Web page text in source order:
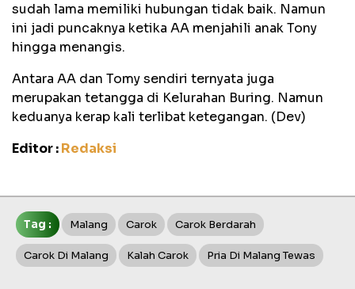
sudah lama memiliki hubungan tidak baik. Namun
ini jadi puncaknya ketika AA menjahili anak Tony
hingga menangis.
Antara AA dan Tomy sendiri ternyata juga
merupakan tetangga di Kelurahan Buring. Namun
keduanya kerap kali terlibat ketegangan. (Dev)
Editor :Redaksi
Tag : Malang Carok Carok Berdarah
Carok Di Malang Kalah Carok Pria Di Malang Tewas